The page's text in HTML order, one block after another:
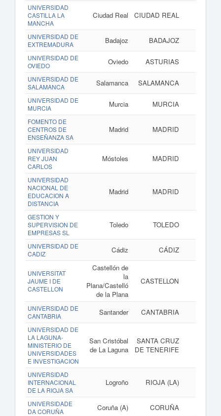
UNIVERSIDAD
CASTILLA LA
MANCHA
Ciudad Real CIUDAD REAL
UNIVERSIDAD DE
EXTREMADURA
Badajoz BADAJOZ
UNIVERSIDAD DE
OVIEDO
Oviedo ASTURIAS
UNIVERSIDAD DE
SALAMANCA
Salamanca SALAMANCA
UNIVERSIDAD DE
MURCIA
Murcia MURCIA
FOMENTO DE
CENTROS DE
ENSEÑANZA SA
Madrid MADRID
UNIVERSIDAD
REY JUAN
CARLOS
Móstoles MADRID
UNIVERSIDAD
NACIONAL DE
EDUCACION A
DISTANCIA
Madrid MADRID
GESTION Y
SUPERVISION DE
EMPRESAS SL
Toledo TOLEDO
UNIVERSIDAD DE
CADIZ
Cádiz CÁDIZ
UNIVERSITAT
JAUME I DE
CASTELLON
Castellón de
la
Plana/Castelló
de la Plana
CASTELLON
UNIVERSIDAD DE
CANTABRIA
Santander CANTABRIA
UNIVERSIDAD DE
LA LAGUNA-
MINISTERIO DE
UNIVERSIDADES
E INVESTIGACION
San Cristóbal
de La Laguna
SANTA CRUZ
DE TENERIFE
UNIVERSIDAD
INTERNACIONAL
DE LA RIOJA SA
Logroño RIOJA (LA)
UNIVERSIDADE
DA CORUÑA
Coruña (A) CORUÑA